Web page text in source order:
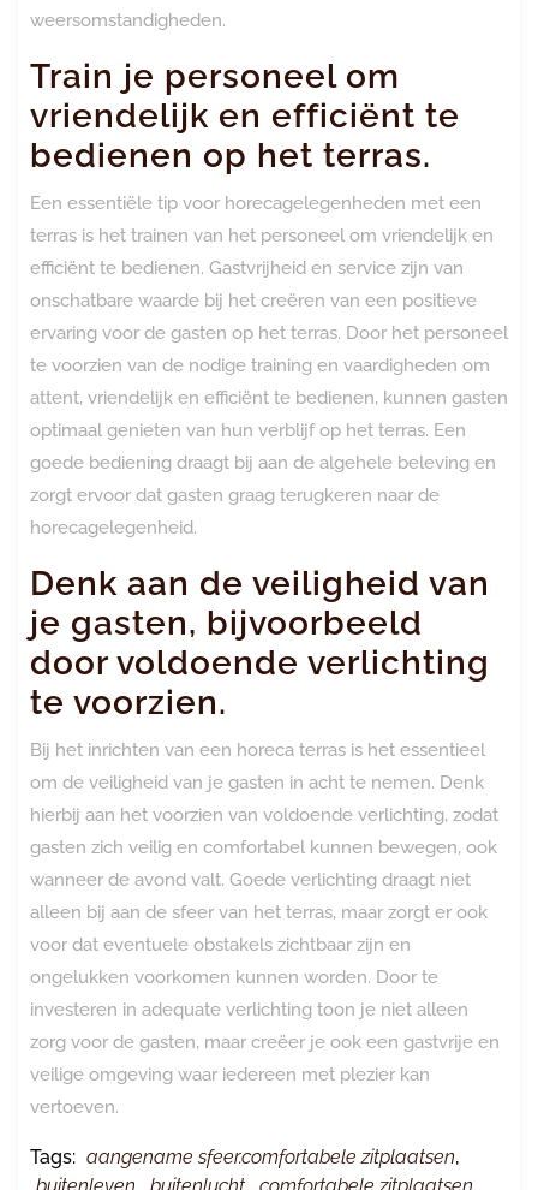
weersomstandigheden.
Train je personeel om
vriendelijk en efficiënt te
bedienen op het terras.
Een essentiële tip voor horecagelegenheden met een
terras is het trainen van het personeel om vriendelijk en
efficiënt te bedienen. Gastvrijheid en service zijn van
onschatbare waarde bij het creëren van een positieve
ervaring voor de gasten op het terras. Door het personeel
te voorzien van de nodige training en vaardigheden om
attent, vriendelijk en efficiënt te bedienen, kunnen gasten
optimaal genieten van hun verblijf op het terras. Een
goede bediening draagt bij aan de algehele beleving en
zorgt ervoor dat gasten graag terugkeren naar de
horecagelegenheid.
Denk aan de veiligheid van
je gasten, bijvoorbeeld
door voldoende verlichting
te voorzien.
Bij het inrichten van een horeca terras is het essentieel
om de veiligheid van je gasten in acht te nemen. Denk
hierbij aan het voorzien van voldoende verlichting, zodat
gasten zich veilig en comfortabel kunnen bewegen, ook
wanneer de avond valt. Goede verlichting draagt niet
alleen bij aan de sfeer van het terras, maar zorgt er ook
voor dat eventuele obstakels zichtbaar zijn en
ongelukken voorkomen kunnen worden. Door te
investeren in adequate verlichting toon je niet alleen
zorg voor de gasten, maar creëer je ook een gastvrije en
veilige omgeving waar iedereen met plezier kan
vertoeven.
Tags: aangename sfeer.comfortabele zitplaatsen,